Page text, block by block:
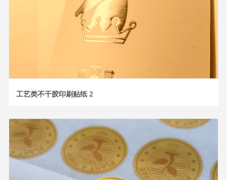
工艺类不干胶印刷贴纸 2